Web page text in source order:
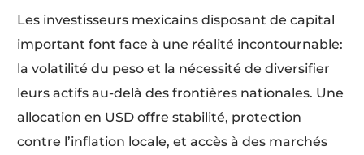
Les investisseurs mexicains disposant de capital
important font face à une réalité incontournable:
la volatilité du peso et la nécessité de diversifier
leurs actifs au-delà des frontières nationales. Une
allocation en USD offre stabilité, protection
contre l’inflation locale, et accès à des marchés